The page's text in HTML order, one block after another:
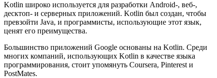
Kotlin широко используется для разработки Android-, веб-,
десктоп- и серверных приложений. Kotlin был создан, чтобы
превзойти Java, и программисты, использующие этот язык,
ценят его преимущества.
Большинство приложений Google основаны на Kotlin. Среди
многих компаний, использующих Kotlin в качестве языка
программирования, стоит упомянуть Coursera, Pinterest и
PostMates.